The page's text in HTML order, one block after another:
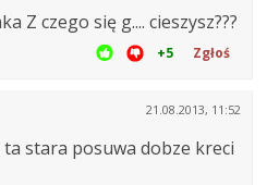
Z czego się g.... cieszysz???
+5 Zgłoś
21.08.2013, 11:52
stara posuwa dobze kreci